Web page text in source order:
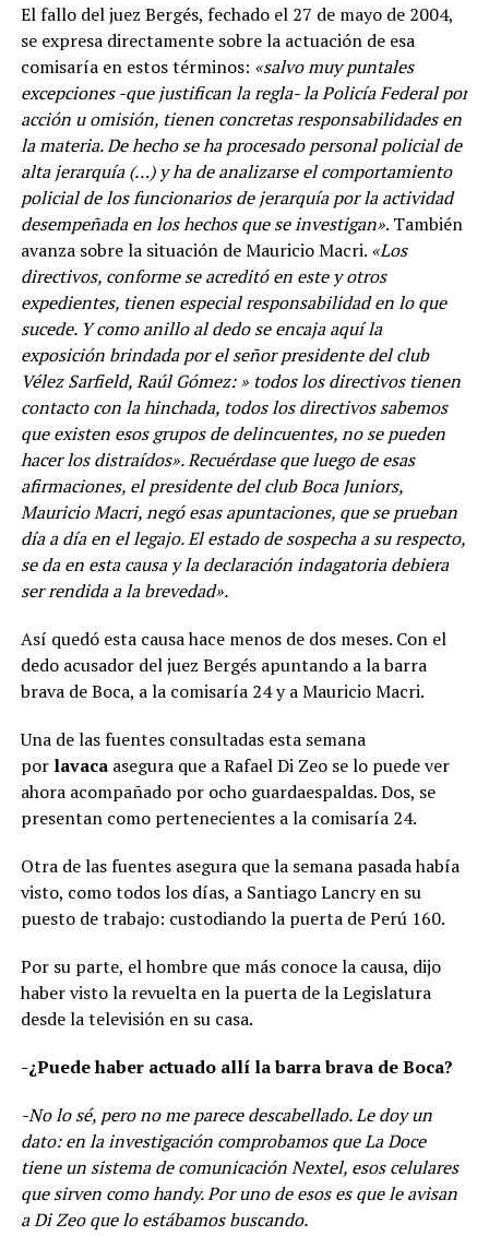
El fallo del juez Bergés, fechado el 27 de mayo de 2004,
se expresa directamente sobre la actuación de esa
comisaría en estos términos: «salvo muy puntales
excepciones -que justifican la regla- la Policía Federal por
acción u omisión, tienen concretas responsabilidades en
la materia. De hecho se ha procesado personal policial de
alta jerarquía (…) y ha de analizarse el comportamiento
policial de los funcionarios de jerarquía por la actividad
desempeñada en los hechos que se investigan». También
avanza sobre la situación de Mauricio Macri. «Los
directivos, conforme se acreditó en este y otros
expedientes, tienen especial responsabilidad en lo que
sucede. Y como anillo al dedo se encaja aquí la
exposición brindada por el señor presidente del club
Vélez Sarfield, Raúl Gómez: » todos los directivos tienen
contacto con la hinchada, todos los directivos sabemos
que existen esos grupos de delincuentes, no se pueden
hacer los distraídos». Recuérdase que luego de esas
afirmaciones, el presidente del club Boca Juniors,
Mauricio Macri, negó esas apuntaciones, que se prueban
día a día en el legajo. El estado de sospecha a su respecto,
se da en esta causa y la declaración indagatoria debiera
ser rendida a la brevedad».
Así quedó esta causa hace menos de dos meses. Con el
dedo acusador del juez Bergés apuntando a la barra
brava de Boca, a la comisaría 24 y a Mauricio Macri.
Una de las fuentes consultadas esta semana
por lavacaasegura que a Rafael Di Zeo se lo puede ver
ahora acompañado por ocho guardaespaldas. Dos, se
presentan como pertenecientes a la comisaría 24.
Otra de las fuentes asegura que la semana pasada había
visto, como todos los días, a Santiago Lancry en su
puesto de trabajo: custodiando la puerta de Perú 160.
Por su parte, el hombre que más conoce la causa, dijo
haber visto la revuelta en la puerta de la Legislatura
desde la televisión en su casa.
-¿Puede haber actuado allí la barra brava de Boca?
-No lo sé, pero no me parece descabellado. Le doy un
dato: en la investigación comprobamos que La Doce
tiene un sistema de comunicación Nextel, esos celulares
que sirven como handy. Por uno de esos es que le avisan
a Di Zeo que lo estábamos buscando.